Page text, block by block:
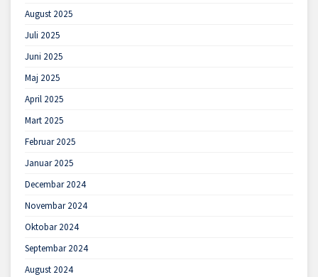
August 2025
Juli 2025
Juni 2025
Maj 2025
April 2025
Mart 2025
Februar 2025
Januar 2025
Decembar 2024
Novembar 2024
Oktobar 2024
Septembar 2024
August 2024